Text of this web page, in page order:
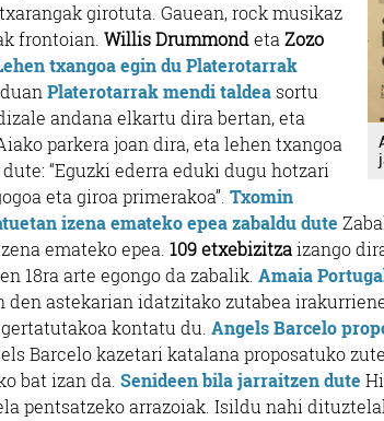
girotuta. Gauean, rock musikaz
frontoian. Willis Drummondeta Zozo
txangoa egin du Platerotarrak
Platerotarrak mendi taldea sortu
andana elkartu dira bertan, eta
parkera joan dira, eta lehen txangoa
“Eguzki ederra eduki dugu hotzari
eta giroa primerakoa”. Txomin
izena emateko epea zabaldu dute
emateko epea. 109 etxebizitzaizango
18ra arte egongo da zabalik. Amaia
den astekarian idatzitako zutabea
kontatu du. Angels Barcelo
Barcelo kazetari katalana proposatuko
bat izan da. Senideen bila jarraitzen dute
pentsatzeko arrazoiak. Isildu nahi